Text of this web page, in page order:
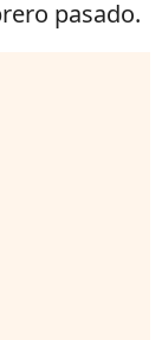
pasado.